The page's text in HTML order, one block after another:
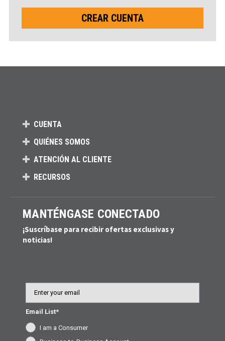
CREAR CUENTA
CUENTA
QUIÉNES SOMOS
ATENCIÓN AL CLIENTE
RECURSOS
MANTÉNGASE CONECTADO
¡Suscríbase para recibir ofertas exclusivas y
noticias!
Email List*
I am a Consumer